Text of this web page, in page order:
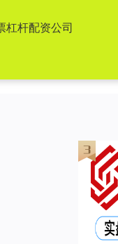
杠杆配资公司